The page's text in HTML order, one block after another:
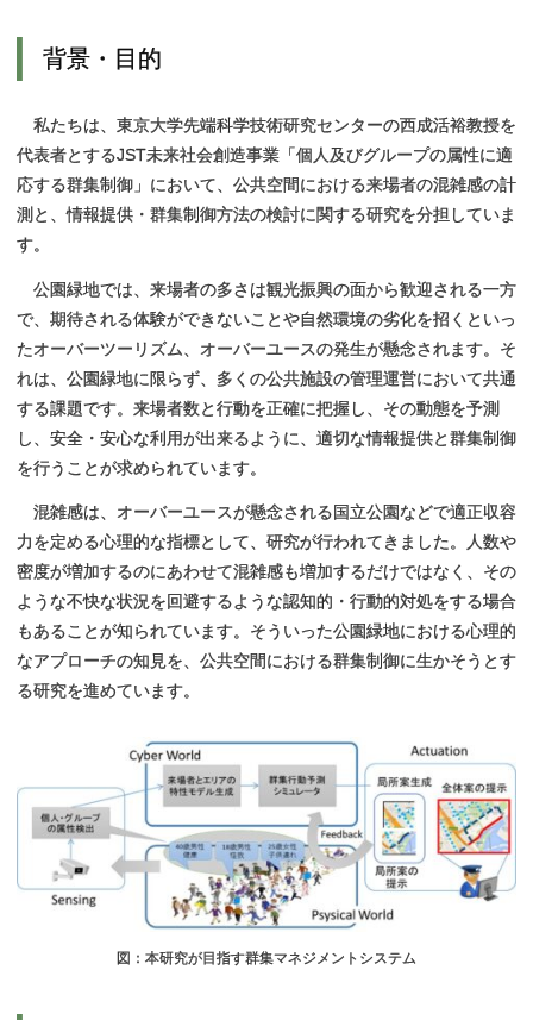
背景・ 目的
私たちは、東京大学先端科学技術研究センターの西成活裕教授を
代表者とするJST未来社会創造事業「個人及びグループの属性に適
応する群集制御」において、公共空間における来場者の混雑感の計
測と、情報提供・群集制御方法の検討に関する研究を分担していま
す。
公園緑地では、来場者の多さは観光振興の面から歓迎される一方
で、期待される体験ができないことや自然環境の劣化を招くといっ
たオーバーツーリズム、オーバーユースの発生が懸念されます。そ
れは、公園緑地に限らず、多くの公共施設の管理運営において共通
する課題です。来場者数と行動を正確に把握し、その動態を予測
し、安全・安心な利用が出来るように、適切な情報提供と群集制御
を行うことが求められています。
混雑感は、オーバーユースが懸念される国立公園などで適正収容
力を定める心理的な指標として、研究が行われてきました。人数や
密度が増加するのにあわせて混雑感も増加するだけではなく、その
ような不快な状況を回避するような認知的・行動的対処をする場合
もあることが知られています。そういった公園緑地における心理的
なアプローチの知見を、公共空間における群集制御に生かそうとす
る研究を進めています。
図：本研究が目指す群集マネジメントシステム